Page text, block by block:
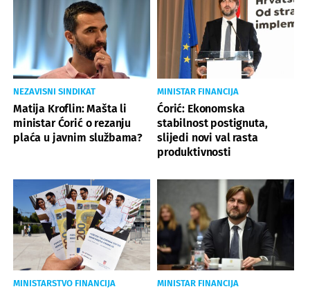
NEZAVISNI SINDIKAT
Matija Kroflin: Mašta li
ministar Ćorić o rezanju
plaća u javnim službama?
MINISTAR FINANCIJA
Ćorić: Ekonomska
stabilnost postignuta,
slijedi novi val rasta
produktivnosti
MINISTARSTVO FINANCIJA MINISTAR FINANCIJA